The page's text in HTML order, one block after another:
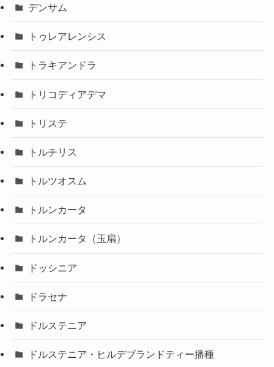
デンサム
トゥレアレンシス
トラキアンドラ
トリコディアデマ
トリステ
トルチリス
トルツオスム
トルンカータ
トルンカータ（玉扇）
ドッシニア
ドラセナ
ドルステニア
ドルステニア・ヒルデブランドティー播種